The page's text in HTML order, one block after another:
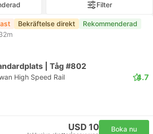
Filter
Bekräftelse direkt Rekommenderad
| Tåg #802
High Speed Rail 4.7
USD 10 Boka nu